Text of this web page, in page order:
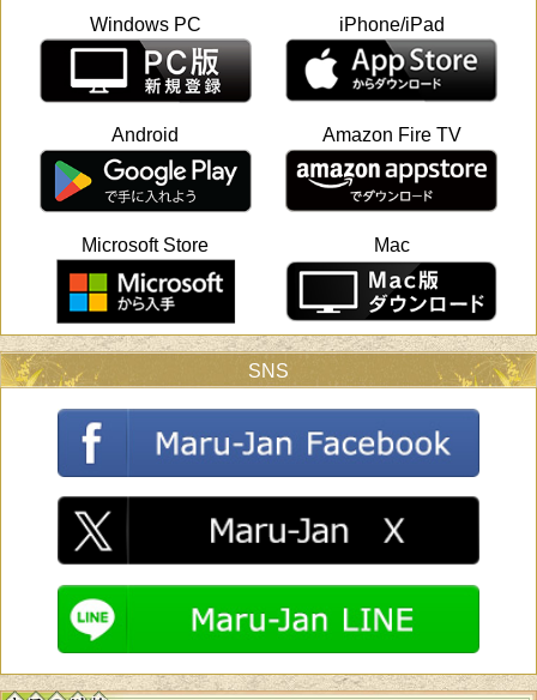
Windows PC iPhone/iPad
Android Amazon Fire TV
Microsoft Store Mac
SNS